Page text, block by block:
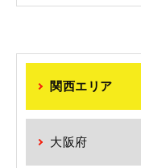
関西エリア
大阪府